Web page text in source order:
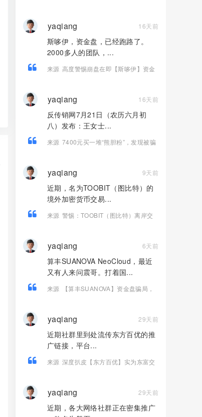
yaqiang 16天前
斯哆伊，资金盘，已经跑路了。
2000多人的团队，...
来源 高度警惕崩盘在即【斯哆伊】资金
yaqiang 16天前
反传销网7月21日（农历六月初
八）发布：王女士...
来源 7400元买一堆“熊胆粉”，发现被骗
yaqiang 9天前
近期，名为TOOBIT（图比特）的
境外加密货币交易...
来源 警惕：TOOBIT（图比特）离岸交
yaqiang 6天前
算丰SUANOVA NeoCloud，最近
又有人来问震哥。打着国...
来源
【算丰SUANOVA】资金盘骗局，
yaqiang 29天前
近期社群里到处流传东方百优的推
广链接，平台...
来源 深度扒皮【东方百优】实为东富交
yaqiang 29天前
近期，各大网络社群正在密集推广